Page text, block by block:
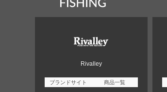
Rivalley
ブランドサイト 商品一覧